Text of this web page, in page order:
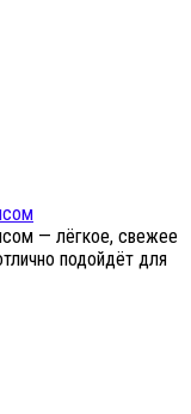
— лёгкое, свежее
подойдёт для